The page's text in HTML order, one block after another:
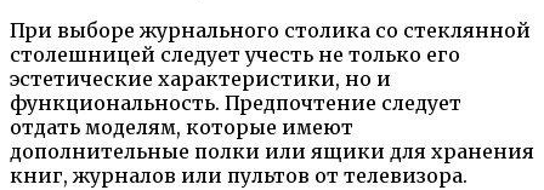
При выборе журнального столика со стеклянной
столешницей следует учесть не только его
эстетические характеристики, но и
функциональность. Предпочтение следует
отдать моделям, которые имеют
дополнительные полки или ящики для хранения
книг, журналов или пультов от телевизора.